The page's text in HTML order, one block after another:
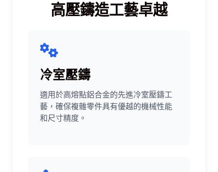
高壓鑄造工藝卓越
冷室壓鑄
適用於高熔點鋁合金的先進冷室壓鑄工
藝，確保複雜零件具有優越的機械性能
和尺寸精度。